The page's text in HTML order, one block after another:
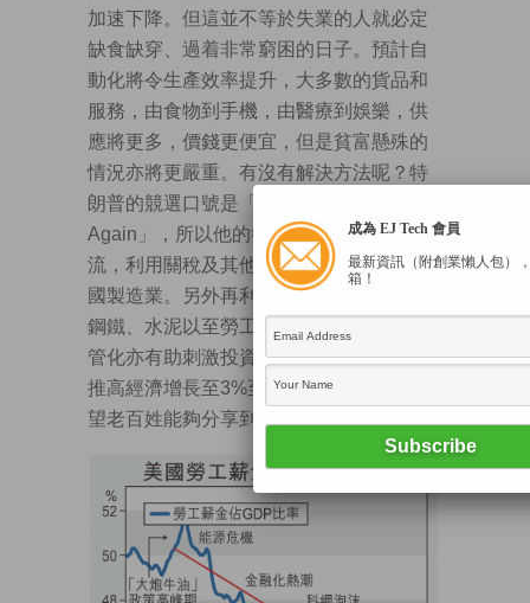
加速下降。但這並不等於失業的人就必定
缺食缺穿、過着非常窮困的日子。預計自
動化將令生產效率提升，大多數的貨品和
服務，由食物到手機，由醫療到娛樂，供
應將更多，價錢更便宜，但是貧富懸殊的
情況亦將更嚴重。有沒有解決方法呢？特
朗普的競選口號是「Make America Great
Again」，所以他的答案是企圖把時光倒
流，利用關稅及其他反貿易手段，重建美
國製造業。另外再利用投資基建，拉動對
鋼鐵、水泥以至勞工的需求；減稅和去監
管化亦有助刺激投資，拉高需求。目標是
推高經濟增長至3%至4%，更重要的是希
望老百姓能夠分享到經濟增長成果。
成為 EJ Tech 會員
最新資訊（附創業懶人包）
箱！